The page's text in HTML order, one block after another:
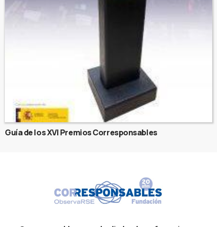
Guía de los XVI Premios Corresponsables